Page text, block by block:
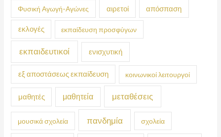
Φυσική Αγωγή-Αγώνες αιρετοί απόσπαση
εκλογές εκπαίδευση προσφύγων
εκπαιδευτικοί ενισχυτική
εξ αποστάσεως εκπαίδευση κοινωνικοί λειτουργοί
μαθητές μαθητεία μεταθέσεις
μουσικά σχολεία πανδημία σχολεία